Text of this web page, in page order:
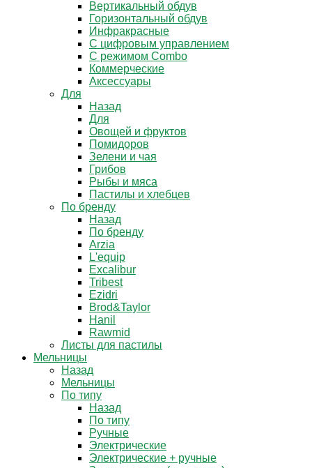
Вертикальный обдув
Горизонтальный обдув
Инфракрасные
С цифровым управлением
С режимом Combo
Коммерческие
Аксессуары
Для
Назад
Для
Овощей и фруктов
Помидоров
Зелени и чая
Грибов
Рыбы и мяса
Пастилы и хлебцев
По бренду
Назад
По бренду
Arzia
L'equip
Excalibur
Tribest
Ezidri
Brod&Taylor
Hanil
Rawmid
Листы для пастилы
Мельницы
Назад
Мельницы
По типу
Назад
По типу
Ручные
Электрические
Электрические + ручные